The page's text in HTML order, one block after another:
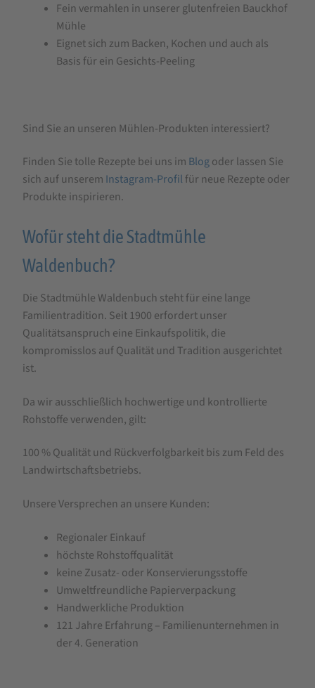
Fein vermahlen in unserer glutenfreien Bauckhof
Mühle
Eignet sich zum Backen, Kochen und auch als
Basis für ein Gesichts-Peeling
Sind Sie an unseren Mühlen-Produkten interessiert?
Finden Sie tolle Rezepte bei uns im Blogoder lassen Sie
sich auf unserem Instagram-Profil für neue Rezepte oder
Produkte inspirieren.
Wofür steht die Stadtmühle
Waldenbuch?
Die Stadtmühle Waldenbuch steht für eine lange
Familientradition. Seit 1900 erfordert unser
Qualitätsanspruch eine Einkaufspolitik, die
kompromisslos auf Qualität und Tradition ausgerichtet
ist.
Da wir ausschließlich hochwertige und kontrollierte
Rohstoffe verwenden, gilt:
100 % Qualität und Rückverfolgbarkeit bis zum Feld des
Landwirtschaftsbetriebs.
Unsere Versprechen an unsere Kunden:
Regionaler Einkauf
höchste Rohstoffqualität
keine Zusatz- oder Konservierungsstoffe
Umweltfreundliche Papierverpackung
Handwerkliche Produktion
121 Jahre Erfahrung – Familienunternehmen in
der 4. Generation